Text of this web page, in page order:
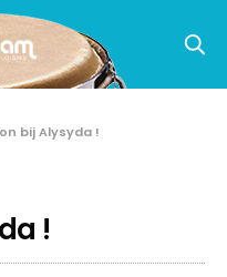
bij Alysyda !
!